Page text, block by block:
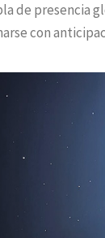
de presencia
con